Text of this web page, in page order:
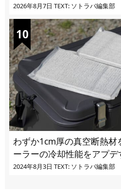
ト
2026年8月7日 TEXT: ソトラバ編集部
わずか1cm厚の真空断熱
ーラーの冷却性能をアプ
の実力とは
2024年8月3日 TEXT: ソトラバ編集部